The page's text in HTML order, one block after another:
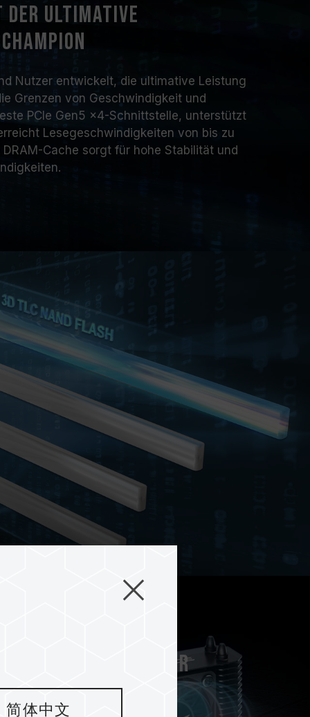
der ultimative
Nutzer entwickelt, die ultimative Leistung
Grenzen von Geschwindigkeit und
PCIe Gen5 x4-Schnittstelle, unterstützt
Lesegeschwindigkeiten von bis zu
Cache sorgt für hohe Stabilität und
Kühlkörper für
简体中文